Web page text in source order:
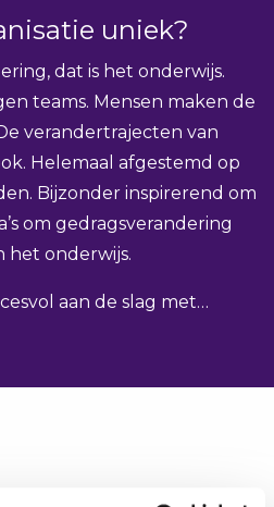
uniek?
dat is het onderwijs.
teams. Mensen maken de
verandertrajecten van
Helemaal afgestemd op
Bijzonder inspirerend om
om gedragsverandering
het onderwijs.
aan de slag met…